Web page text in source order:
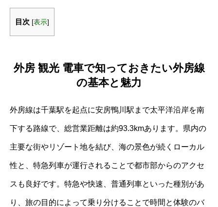
目次 [表示]
外房 観光 電車で知っておきたい外房線
の基本と魅力
外房線は千葉駅を起点に安房鴨川駅まで太平洋沿岸を南
下する路線で、総営業距離は約93.3kmあります。県内の
主要な街やリゾート地を結び、海の景色が続くローカル
性と、特急列車が運行されることで都市部からのアクセ
スも良好です。特急や快速、普通列車といった種別があ
り、旅の目的によって乗り分けることで時間と体験のバ